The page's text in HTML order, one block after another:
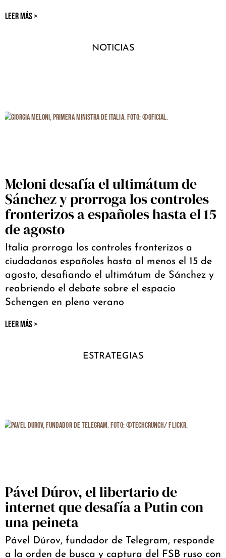
LEER MÁS >
NOTICIAS
Meloni desafía el ultimátum de
Sánchez y prorroga los controles
fronterizos a españoles hasta el 15
de agosto
Italia prorroga los controles fronterizos a
ciudadanos españoles hasta al menos el 15 de
agosto, desafiando el ultimátum de Sánchez y
reabriendo el debate sobre el espacio
Schengen en pleno verano
LEER MÁS >
ESTRATEGIAS
Pável Dúrov, el libertario de
internet que desafía a Putin con
una peineta
Pável Dúrov, fundador de Telegram, responde
a la orden de busca y captura del FSB ruso con